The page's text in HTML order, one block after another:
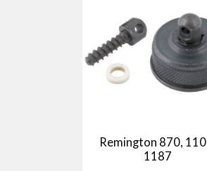
Remington 870,
1187